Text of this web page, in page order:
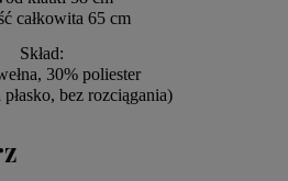
całkowita 65 cm
Skład:
30% poliester
bez rozciągania)